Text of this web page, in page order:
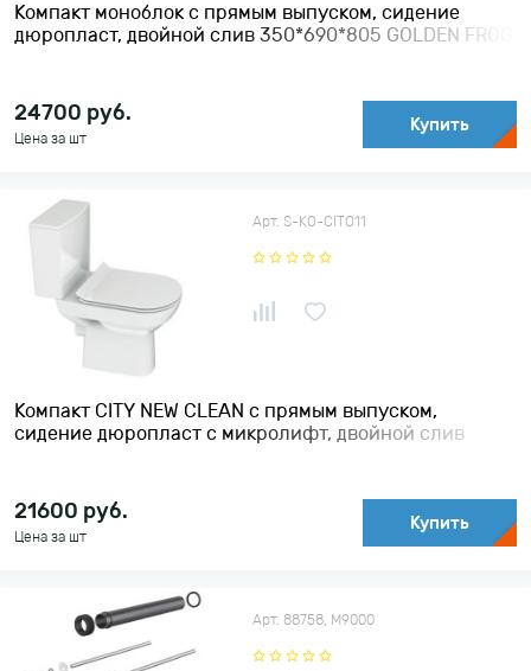
Компакт моноблок с прямым выпуском, сидение
дюропласт, двойной слив 350*690*805 GOLDEN FROG
24700 руб.
Цена за шт
Купить
Компакт CITY NEW CLEAN с прямым выпуском,
сидение дюропласт с микролифт, двойной слив
Арт. S-KO-CITO11
21600 руб.
Цена за шт
Купить
Арт. 88758, М9000